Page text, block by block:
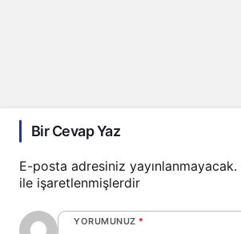
Bir Cevap Yaz
E-posta adresiniz yayınlanmayacak.
ile işaretlenmişlerdir
YORUMUNUZ *